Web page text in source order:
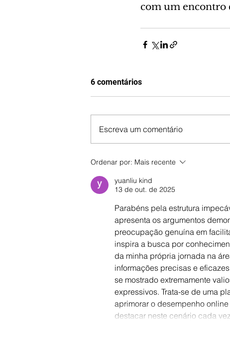
com um encontro
6 comentários
Escreva um comentário
Ordenar por: Mais recente
yuanliu kind
13 de out. de 2025
Parabéns pela estrutura
apresenta os argumentos
preocupação genuína em
inspira a busca por
da minha própria jornada na
informações precisas e
se mostrado extremamente
expressivos. Trata-se de uma
aprimorar o desempenho online
destacar neste cenário cada